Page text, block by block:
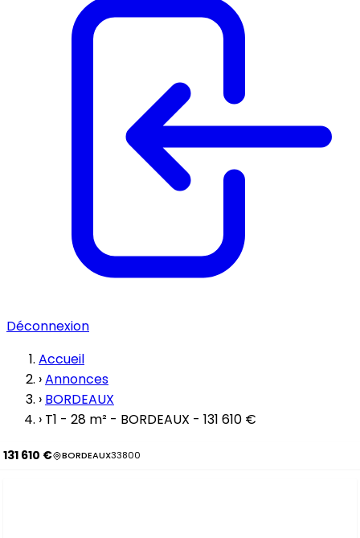
Déconnexion
Accueil
›Annonces
› BORDEAUX
› T1 - 28 m² - BORDEAUX - 131 610 €
131 610 € BORDEAUX33800